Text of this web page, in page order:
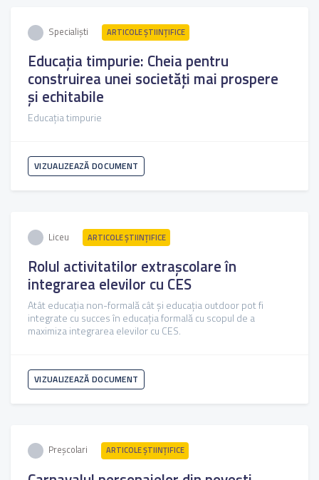
Specialiști ARTICOLE ŞTIINȚIFICE
Educația timpurie: Cheia pentru
construirea unei societăți mai prospere
și echitabile
Educația timpurie
VIZUALIZEAZĂ DOCUMENT
Liceu ARTICOLE ŞTIINȚIFICE
Rolul activitatilor extrașcolare în
integrarea elevilor cu CES
Atât educaţia non-formală cât şi educaţia outdoor pot fi
integrate cu succes în educaţia formală cu scopul de a
maximiza integrarea elevilor cu CES.
VIZUALIZEAZĂ DOCUMENT
Preșcolari ARTICOLE ŞTIINȚIFICE